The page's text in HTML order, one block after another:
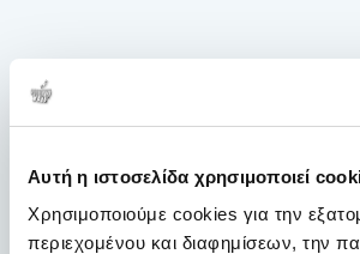
Αυτή η ιστοσελίδα χρησιμοποιεί
Χρησιμοποιούμε cookies για την
περιεχομένου και διαφημίσεων, την